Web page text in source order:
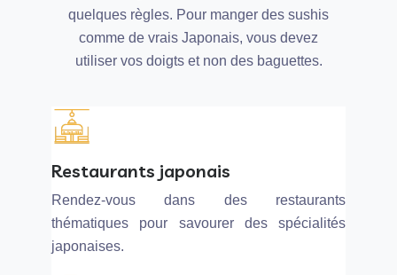
quelques règles. Pour manger des sushis
comme de vrais Japonais, vous devez
utiliser vos doigts et non des baguettes.
Restaurants japonais
Rendez-vous dans des restaurants
thématiques pour savourer des spécialités
japonaises.